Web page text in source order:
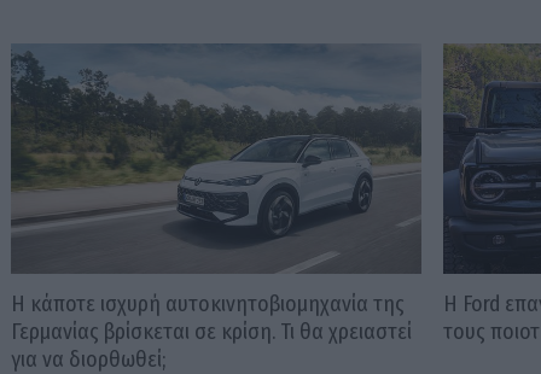
Η κάποτε ισχυρή αυτοκινητοβιομηχανία της
Γερμανίας βρίσκεται σε κρίση. Τι θα χρειαστεί
για να διορθωθεί;
Η Ford
τους